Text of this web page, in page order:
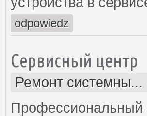
odpowiedz
Сервисный центр
Ремонт
Профессиональный